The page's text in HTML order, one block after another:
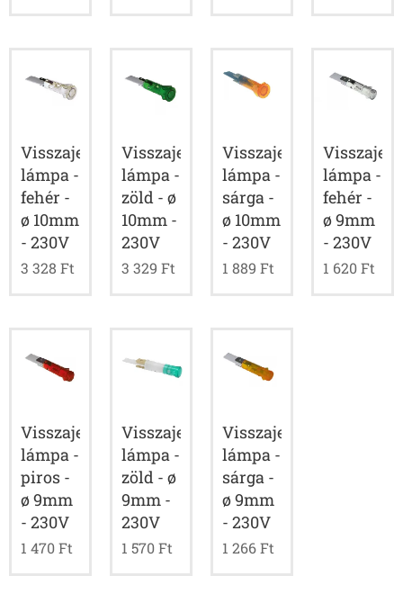
Visszajelző
lámpa -
fehér -
ø 10mm
- 230V
3 328 Ft
Visszajelző
lámpa -
zöld - ø
10mm -
230V
3 329 Ft
Visszajelző
lámpa -
sárga -
ø 10mm
- 230V
1 889 Ft
lámpa -
fehér -
ø 9mm
- 230V
1 620Ft
Visszajelző
lámpa -
piros -
ø 9mm
- 230V
1 470Ft
Visszajelző
lámpa -
zöld - ø
9mm -
230V
1 570Ft
Visszajelző
lámpa -
sárga -
ø 9mm
- 230V
1 266Ft